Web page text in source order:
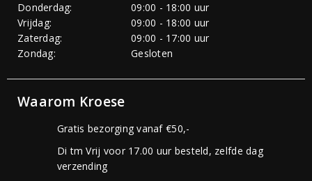
Donderdag:
09:00 - 18:00 uur
Vrijdag:
09:00 - 18:00 uur
Zaterdag:
09:00 - 17:00 uur
Zondag:
Gesloten
Waarom Kroese
Gratis bezorging vanaf €50,-
Di tm Vrij voor 17.00 uur besteld, zelfde dag
verzending